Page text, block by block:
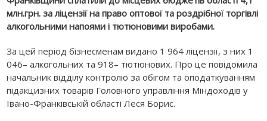
млн.грн. за ліцензії на право оптової та роздрібної торгівлі
алкогольними напоями і тютюновими виробами.
За цей період бізнесменам видано 1 964 ліцензії, з них 1
046– алкогольних та 918– тютюнових. Про це повідомила
начальник відділу контролю за обігом та оподаткуванням
підакцизних товарів Головного управління Міндоходів у
Івано-Франківській області Леся Борис.